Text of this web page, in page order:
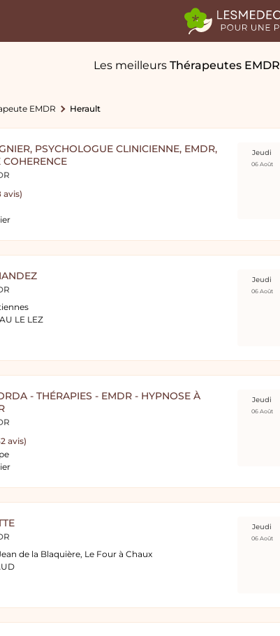
Les meilleurs Thérapeutes EMDR
EMDR Herault
PSYCHOLOGUE CLINICIENNE, EMDR,
avis)
Jeudi
06 Août
LE LEZ
Jeudi
06 Août
- THÉRAPIES - EMDR - HYPNOSE À
avis)
Jeudi
06 Août
de la Blaquière, Le Four à Chaux
Jeudi
06 Août